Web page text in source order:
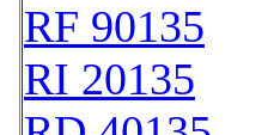
RF 90135
RI 20135